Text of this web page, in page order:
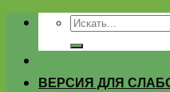
Skip
content
ВЕРСИЯ ДЛЯ